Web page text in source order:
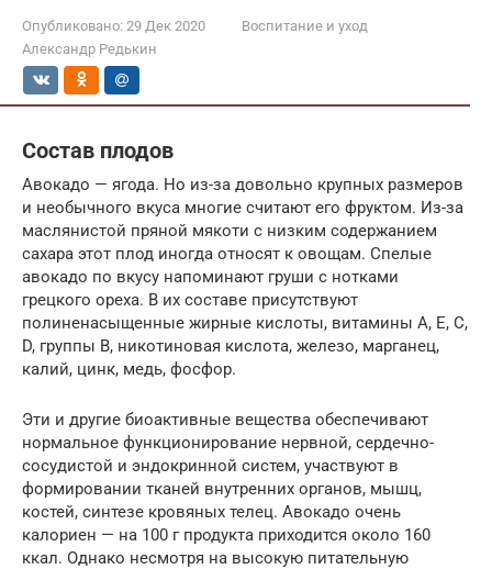
Опубликовано: 29 Дек 2020
Воспитание и уход
Александр Редькин
Состав плодов
Авокадо — ягода. Но из-за довольно крупных размеров
и необычного вкуса многие считают его фруктом. Из-за
маслянистой пряной мякоти с низким содержанием
сахара этот плод иногда относят к овощам. Спелые
авокадо по вкусу напоминают груши с нотками
грецкого ореха. В их составе присутствуют
полиненасыщенные жирные кислоты, витамины А, Е, С,
D, группы В, никотиновая кислота, железо, марганец,
калий, цинк, медь, фосфор.
Эти и другие биоактивные вещества обеспечивают
нормальное функционирование нервной, сердечно-
сосудистой и эндокринной систем, участвуют в
формировании тканей внутренних органов, мышц,
костей, синтезе кровяных телец. Авокадо очень
калориен — на 100 г продукта приходится около 160
ккал. Однако несмотря на высокую питательную